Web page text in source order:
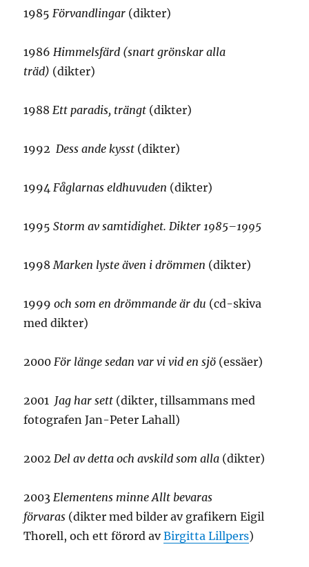
1985Förvandlingar (dikter)
1986Himmelsfärd (snart grönskar alla
träd) (dikter)
1988Ett paradis, trängt (dikter)
1992Dess ande kysst (dikter)
1994Fåglarnas eldhuvuden (dikter)
1995Storm av samtidighet. Dikter 1985–1995
1998Marken lyste även i drömmen (dikter)
1999och som en drömmande är du (cd-skiva
med dikter)
2000För länge sedan var vi vid en sjö (essäer)
2001 Jag har sett (dikter, tillsammans med
fotografen Jan-Peter Lahall)
2002Del av detta och avskild som alla (dikter)
2003Elementens minne Allt bevaras
förvaras (dikter med bilder av grafikern Eigil
Thorell, och ett förord avBirgitta Lillpers)